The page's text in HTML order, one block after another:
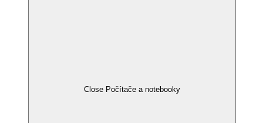
Close Počítače a notebooky